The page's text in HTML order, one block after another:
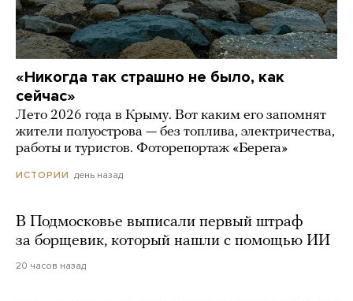
«Никогда так страшно не было, как
сейчас»
Лето 2026 года в Крыму. Вот каким его запомнят
жители полуострова — без топлива, электричества,
работы и туристов. Фоторепортаж «Берега»
ИСТОРИИ день назад
В Подмосковье выписали первый штраф
за борщевик, который нашли с помощью ИИ
20 часов назад